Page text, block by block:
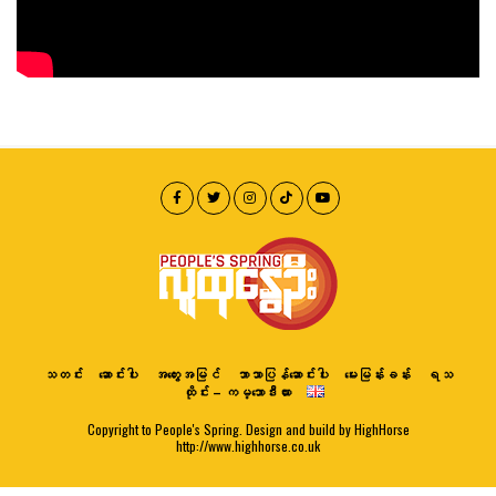
သတင်း ဆောင်းပါး အတွေးအမြင် ဘာသာပြန်ဆောင်းပါး မေးမြန်းခန်း
ရသ
ထိုင်း – ကမ္ဘောဒီးယား
Copyright to People's Spring. Design and build by HighHorse
http://www.highhorse.co.uk